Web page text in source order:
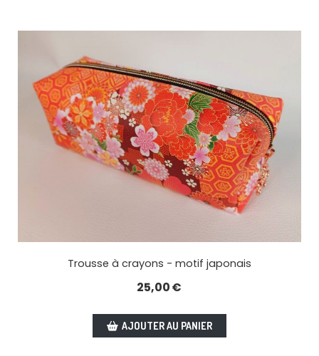
Trousse à crayons - motif japonais
25,00€
AJOUTER AU PANIER